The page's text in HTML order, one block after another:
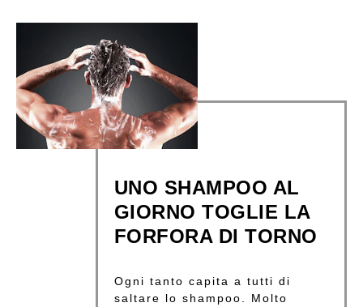
UNO SHAMPOO AL
GIORNO TOGLIE LA
FORFORA DI TORNO
Ogni tanto capita a tutti di
saltare lo shampoo. Molto